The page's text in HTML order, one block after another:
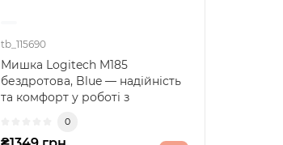
tb_115690
Мишка Logitech M185
бездротова, Blue — надійність
та комфорт у роботі з
бездоганн..
0